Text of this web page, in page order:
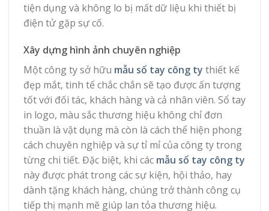
tiện dụng và không lo bị mất dữ liệu khi thiết bị
điện tử gặp sự cố.
Xây dựng hình ảnh chuyên nghiệp
Một công ty sở hữu mẫu sổ tay công ty thiết kế
đẹp mắt, tinh tế chắc chắn sẽ tạo được ấn tượng
tốt với đối tác, khách hàng và cả nhân viên. Sổ tay
in logo, màu sắc thương hiệu không chỉ đơn
thuần là vật dụng mà còn là cách thể hiện phong
cách chuyên nghiệp và sự tỉ mỉ của công ty trong
từng chi tiết. Đặc biệt, khi các mẫu sổ tay công ty
này được phát trong các sự kiện, hội thảo, hay
dành tặng khách hàng, chúng trở thành công cụ
tiếp thị mạnh mẽ giúp lan tỏa thương hiệu.